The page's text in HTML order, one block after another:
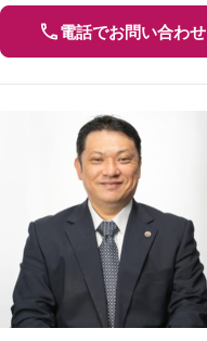
電話でお問い合わせ